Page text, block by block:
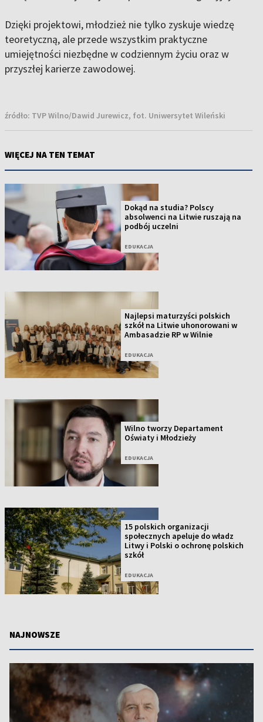
Dzięki projektowi, młodzież nie tylko zyskuje wiedzę
teoretyczną, ale przede wszystkim praktyczne
umiejętności niezbędne w codziennym życiu oraz w
przyszłej karierze zawodowej.
źródło: TVP Wilno/Dawid Jurewicz, fot. Uniwersytet Wileński
WIĘCEJ NA TEN TEMAT
Dokąd na studia? Polscy
absolwenci na Litwie ruszają na
podbój uczelni
EDUKACJA
Najlepsi maturzyści polskich
szkół na Litwie uhonorowani w
Ambasadzie RP w Wilnie
EDUKACJA
Wilno tworzy Departament
Oświaty i Młodzieży
EDUKACJA
15 polskich organizacji
społecznych apeluje do władz
Litwy i Polski o ochronę polskich
szkół
EDUKACJA
NAJNOWSZE